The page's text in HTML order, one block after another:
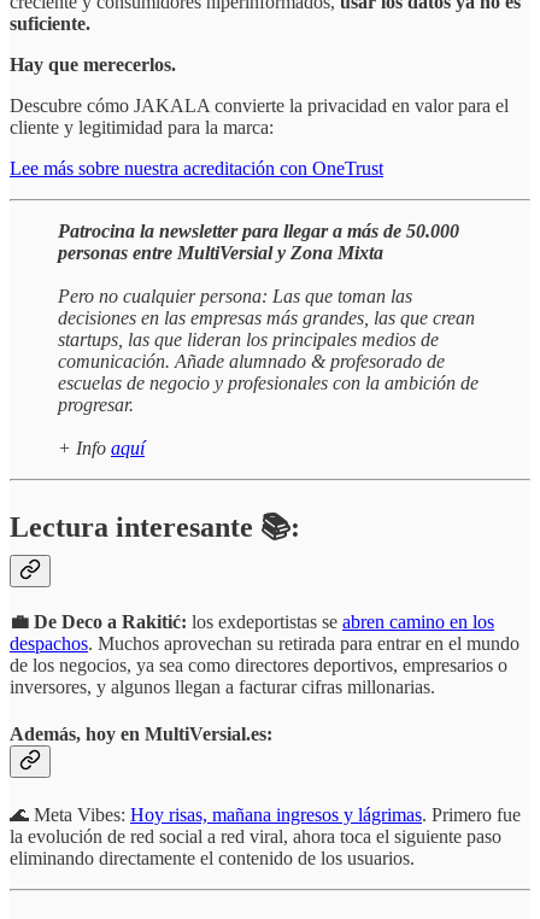
suficiente.
Hay que merecerlos.
Descubre cómo JAKALA convierte la privacidad en valor para el
cliente y legitimidad para la marca:
Lee más sobre nuestra acreditación con OneTrust
Patrocina la newsletter para llegar a más de 50.000
personas entre MultiVersial y Zona Mixta
Pero no cualquier persona: Las que toman las
decisiones en las empresas más grandes, las que crean
startups, las que lideran los principales medios de
comunicación. Añade alumnado & profesorado de
escuelas de negocio y profesionales con la ambición de
progresar.
+ Info aquí
Lectura interesante 📚:
💼 De Deco a Rakitić: los exdeportistas se abren camino en los
despachos. Muchos aprovechan su retirada para entrar en el mundo
de los negocios, ya sea como directores deportivos, empresarios o
inversores, y algunos llegan a facturar cifras millonarias.
Además, hoy en MultiVersial.es:
🌊 Meta Vibes: Hoy risas, mañana ingresos y lágrimas. Primero fue
la evolución de red social a red viral, ahora toca el siguiente paso
eliminando directamente el contenido de los usuarios.